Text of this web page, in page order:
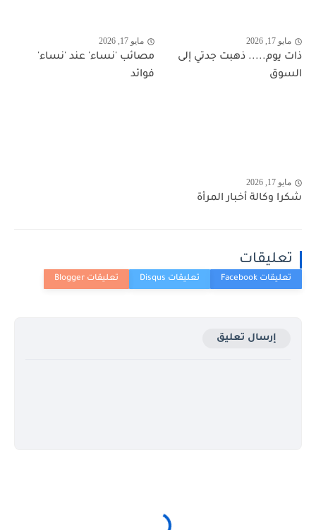
مايو 17, 2026
ذات يوم..... ذهبت جدتي إلى
السوق
مايو 17, 2026
مصائب 'نساء' عند 'نساء'
فوائد
مايو 17, 2026
شكرا وكالة أخبار المرأة
تعليقات
إرسال تعليق